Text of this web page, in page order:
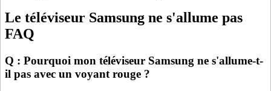
Le téléviseur Samsung ne s'allume pas
FAQ
Q : Pourquoi mon téléviseur Samsung ne s'allume-t-
il pas avec un voyant rouge ?